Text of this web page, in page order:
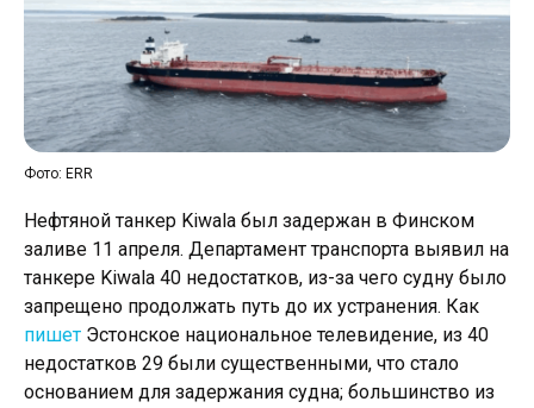
Фото: ERR
Нефтяной танкер Kiwala был задержан в Финском
заливе 11 апреля. Департамент транспорта выявил на
танкере Kiwala 40 недостатков, из-за чего судну было
запрещено продолжать путь до их устранения. Как
пишет Эстонское национальное телевидение, из 40
недостатков 29 были существенными, что стало
основанием для задержания судна; большинство из